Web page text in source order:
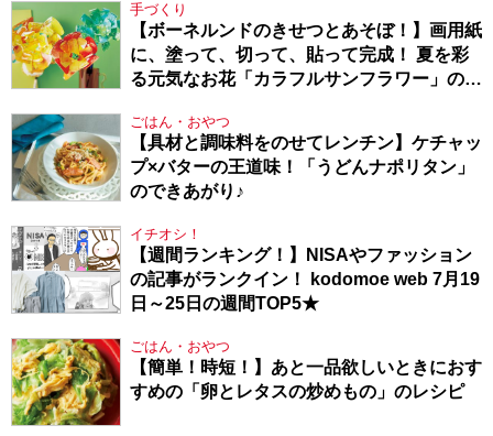
手づくり
【ボーネルンドのきせつとあそぼ！】画用紙
に、塗って、切って、貼って完成！ 夏を彩
る元気なお花「カラフルサンフラワー」の作
ごはん・おやつ
【具材と調味料をのせてレンチン】ケチャッ
プ×バターの王道味！「うどんナポリタン」
のできあがり♪
イチオシ！
【週間ランキング！】NISAやファッション
の記事がランクイン！ kodomoe web 7月19
日～25日の週間TOP5★
ごはん・おやつ
【簡単！時短！】あと一品欲しいときにおす
すめの「卵とレタスの炒めもの」のレシピ